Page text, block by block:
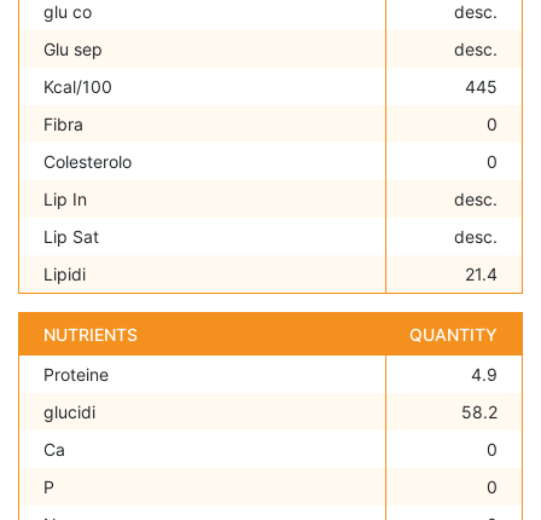
glu co
desc.
Glu sep
desc.
Kcal/100
445
Fibra
0
Colesterolo
0
Lip In
desc.
Lip Sat
desc.
Lipidi
21.4
NUTRIENTS
QUANTITY
Proteine
4.9
glucidi
58.2
Ca
0
P
0